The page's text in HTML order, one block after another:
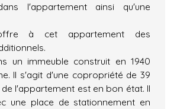
l'appartement ainsi qu'une
à cet appartement des
un immeuble construit en 1940
Il s'agit d'une copropriété de 39
l'appartement est en bon état. Il
une place de stationnement en